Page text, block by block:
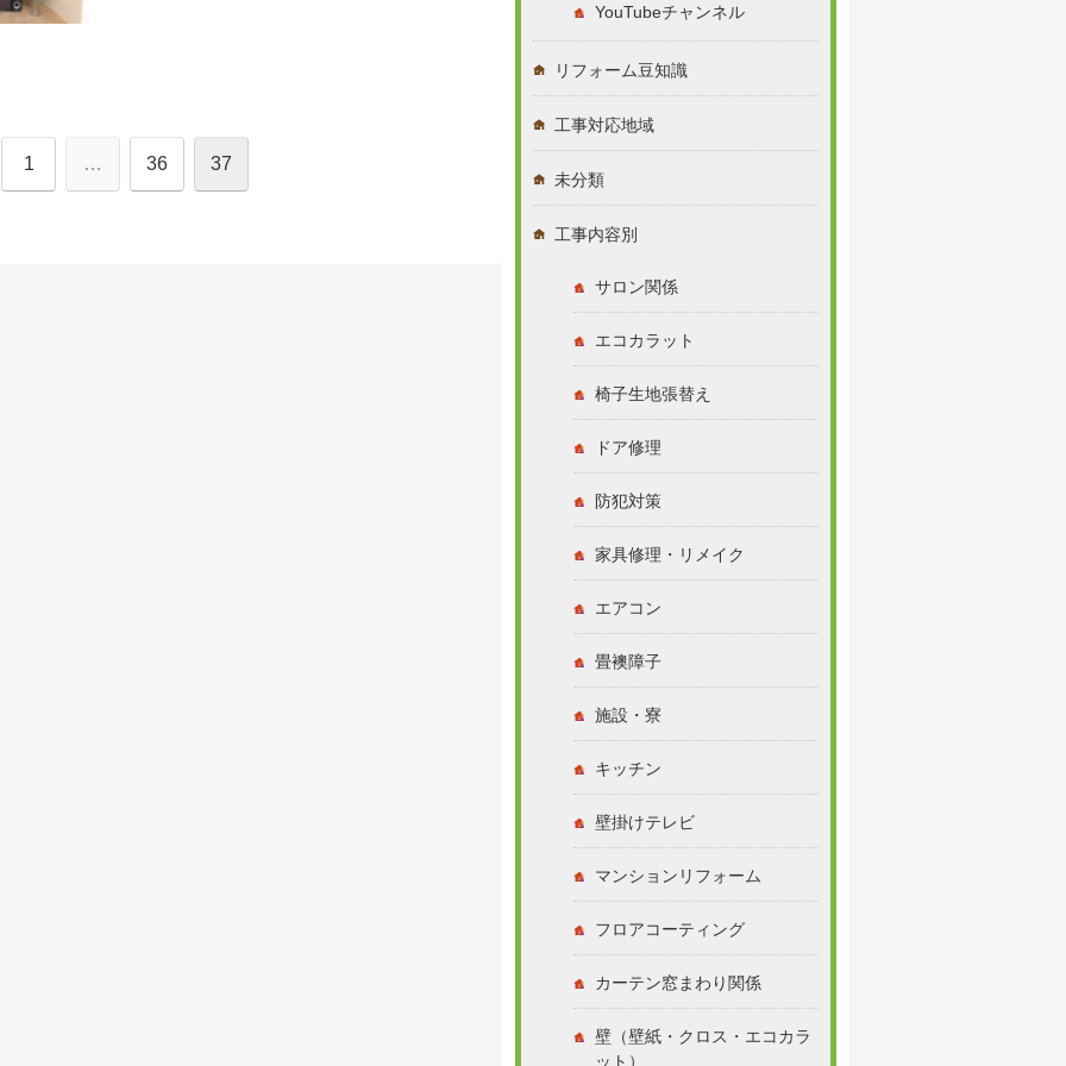
1 … 36 37
YouTubeチャンネル
リフォーム豆知識
工事対応地域
未分類
工事内容別
サロン関係
エコカラット
椅子生地張替え
ドア修理
防犯対策
家具修理・リメイク
エアコン
畳襖障子
施設・寮
キッチン
壁掛けテレビ
マンションリフォーム
フロアコーティング
カーテン窓まわり関係
壁（壁紙・クロス・エコカラ
ット）